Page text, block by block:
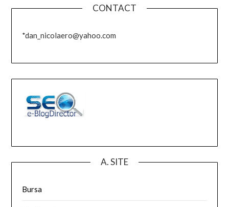
CONTACT
*dan_nicolaero@yahoo.com
A. SITE
Bursa